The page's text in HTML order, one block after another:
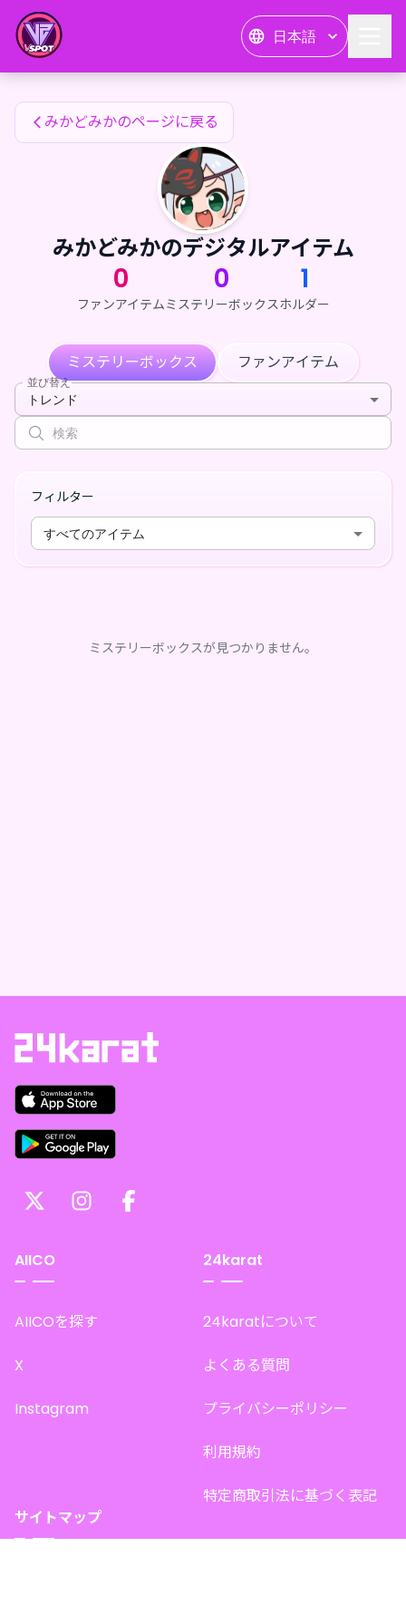
日本語
みかどみかのファンアイテム
みかどみかのページに戻る
みかどみかのデジタルアイテム
0
ファンアイテム
0
ミステリーボックス
1
ホルダー
ミステリーボックス ファンアイテム
並び替え
トレンド
フィルター
すべてのアイテム
ミステリーボックスが見つかりません。
AIICO
AIICOを探す
X
Instagram
24karat
24karatについて
よくある質問
プライバシーポリシー
利用規約
特定商取引法に基づく表記
サイトマップ
みかどみかのファンアイテム — 24karat